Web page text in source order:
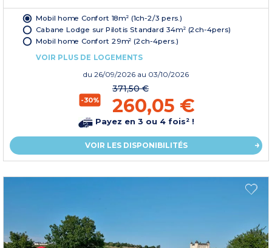
Mobil home Confort 18m² (1ch-2/3 pers.)
Cabane Lodge sur Pilotis Standard 34m² (2ch-4pers)
Mobil home Confort 29m² (2ch-4pers.)
VOIR PLUS DE LOGEMENTS
du 26/09/2026 au 03/10/2026
-30%
371,50 €
260,05 €
Payez en 3 ou 4 fois² !
VOIR LES DISPONIBILITÉS